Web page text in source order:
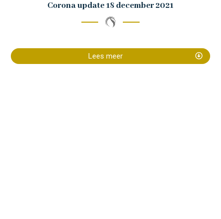
Corona update 18 december 2021
Lees meer